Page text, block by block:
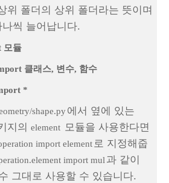
위 폴더의 상위 폴더라는 뜻이며
나씩 늘어납니다.
모듈
클래스, 변수, 함수
*
shape.py에서 옆에 있는
지의 element 모듈을 사용한다면
import element 로 지정해줍
import mul 과 같이
그대로 사용할 수 있습니다.